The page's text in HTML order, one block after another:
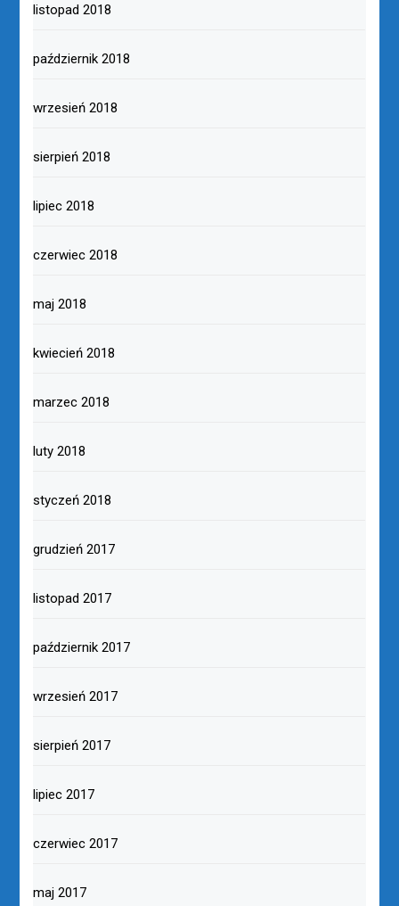
listopad 2018
październik 2018
wrzesień 2018
sierpień 2018
lipiec 2018
czerwiec 2018
maj 2018
kwiecień 2018
marzec 2018
luty 2018
styczeń 2018
grudzień 2017
listopad 2017
październik 2017
wrzesień 2017
sierpień 2017
lipiec 2017
czerwiec 2017
maj 2017